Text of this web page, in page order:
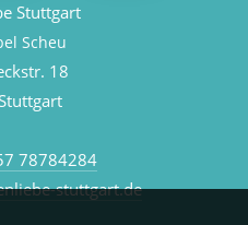
Stuttgart
Scheu
18
78784284
stuttgart.de